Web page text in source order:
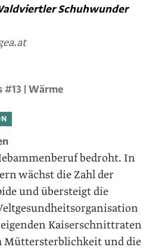
Schuhwunder
| Wärme
bedroht. In
wächst die Zahl der
und übersteigt die
Kaiserschnittraten
Müttersterblichkeit und die